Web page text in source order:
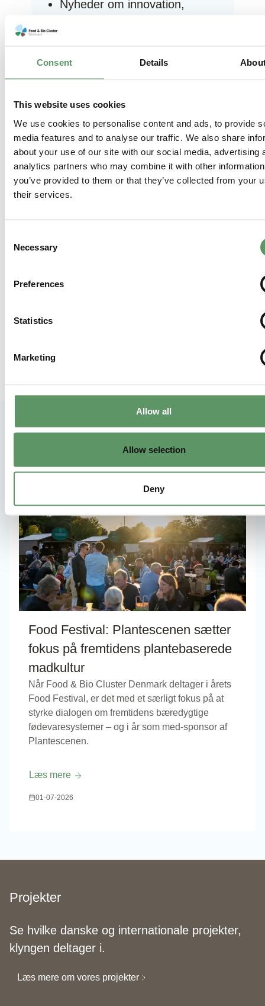
Consent Details
This website uses cookies
We use cookies to personalise content and ads, to provide
media features and to analyse our traffic. We also share
about your use of our site with our social media, advertising
analytics partners who may combine it with other
you’ve provided to them or that they’ve collected from your
their services.
Selection
Necessary
Preferences
Statistics
Marketing
Allow all
Allow selection
Deny
Nyheder om innovation,
netværksmøder og webinarer
Flere nyheder fra Food & Bio
Food Festival: Plantescenen sætter
fokus på fremtidens plantebaserede
madkultur
Når Food & Bio Cluster Denmark deltager i årets
Food Festival, er det med et særligt fokus på at
styrke dialogen om fremtidens bæredygtige
fødevaresystemer – og i år som med-sponsor af
Plantescenen.
Læs mere
01-07-2026
Projekter
Se hvilke danske og internationale projekter,
klyngen deltager i.
Læs mere om vores projekter